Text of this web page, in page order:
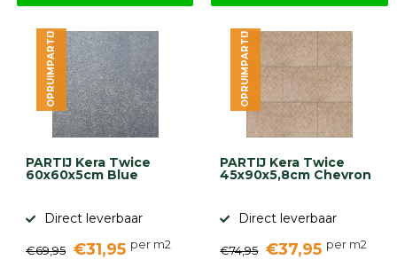
PARTIJ Kera Twice
60x60x5cm Blue
Direct leverbaar
€69,95 €31,95 per m2
OPRUIMPARTIJ
PARTIJ Kera Twice
45x90x5,8cm Chevron
Direct leverbaar
€74,95 €37,95 per m2
OPRUIMPARTIJ